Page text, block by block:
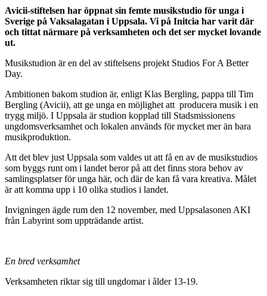
Avicii-stiftelsen har öppnat sin femte musikstudio för unga i
Sverige på Vaksalagatan i Uppsala. Vi på Initcia har varit där
och tittat närmare på verksamheten och det ser mycket lovande
ut.
Musikstudion är en del av stiftelsens projekt Studios For A Better
Day.
Ambitionen bakom studion är, enligt Klas Bergling, pappa till Tim
Bergling (Avicii), att ge unga en möjlighet att producera musik i en
trygg miljö. I Uppsala är studion kopplad till Stadsmissionens
ungdomsverksamhet och lokalen används för mycket mer än bara
musikproduktion.
Att det blev just Uppsala som valdes ut att få en av de musikstudios
som byggs runt om i landet beror på att det finns stora behov av
samlingsplatser för unga här, och där de kan få vara kreativa. Målet
är att komma upp i 10 olika studios i landet.
Invigningen ägde rum den 12 november, med Uppsalasonen AKI
från Labyrint som uppträdande artist.
En bred verksamhet
Verksamheten riktar sig till ungdomar i ålder 13-19.